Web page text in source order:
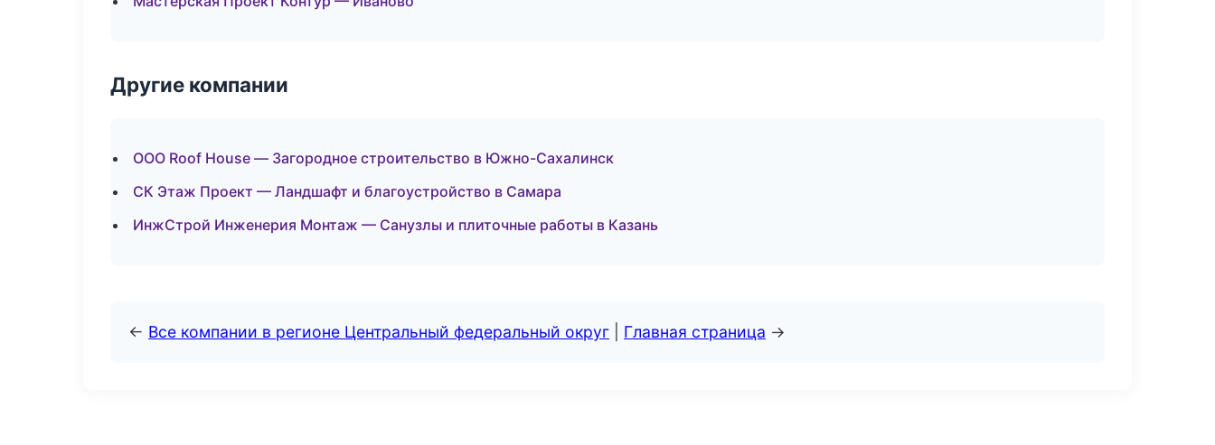
Другие компании
ООО Roof House — Загородное строительство в Южно-Сахалинск
СК Этаж Проект — Ландшафт и благоустройство в Самара
ИнжСтрой Инженерия Монтаж — Санузлы и плиточные работы в Казань
← Все компании в регионе Центральный федеральный округ Главная страница →